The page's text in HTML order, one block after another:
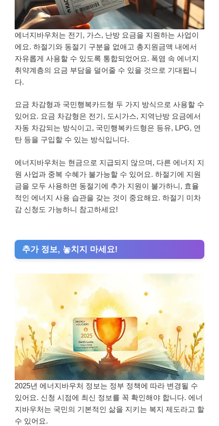
에너지바우처는 전기, 가스, 난방 요금을 지원하는 사업이
에요. 하절기와 동절기 구분을 없애고 총지원금액 내에서
자유롭게 사용할 수 있도록 통합되었어요. 폭염 속 에너지
취약계층의 요금 부담을 덜어줄 수 있을 것으로 기대됩니
다.
요금 차감형과 국민행복카드형 두 가지 방식으로 사용할 수
있어요. 요금 차감형은 전기, 도시가스, 지역난방 요금에서
자동 차감되는 방식이고, 국민행복카드형은 등유, LPG, 연
탄 등을 구입할 수 있는 방식입니다.
에너지바우처는 현금으로 지급되지 않으며, 다른 에너지 지
원 사업과 중복 수혜가 불가능할 수 있어요. 하절기에 지원
금을 모두 사용하면 동절기에 추가 지원이 불가하니, 효율
적인 에너지 사용 습관을 갖는 것이 중요해요. 하절기 미차
감 신청도 가능하니 참고하세요!
추가 정보, 놓치지 마세요!
2025년 에너지바우처 정보는 정부 정책에 따라 변경될 수
있어요. 신청 시점에 최신 정보를 꼭 확인해야 합니다. 에너
지바우처는 국민의 기본적인 삶을 지키는 복지 제도라고 할
수 있어요.